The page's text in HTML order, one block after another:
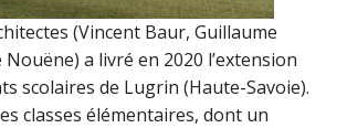
(Vincent Baur, Guillaume
Nouëne) a livré en 2020 l’extension
scolaires de Lugrin (Haute-Savoie).
classes élémentaires, dont un